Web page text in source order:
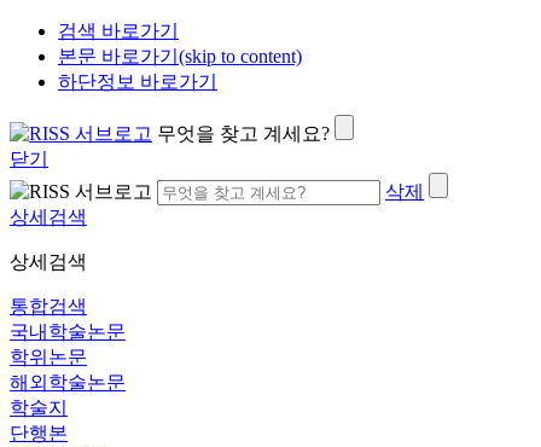
검색 바로가기
본문 바로가기(skip to content)
하단정보 바로가기
무엇을 찾고 계세요?
닫기
삭제
상세검색
상세검색
통합검색
국내학술논문
학위논문
해외학술논문
학술지
단행본